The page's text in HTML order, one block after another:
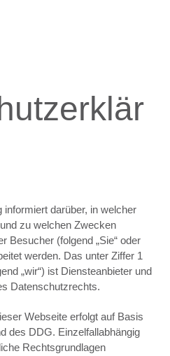
darüber, in welcher
zu welchen Zwecken
Besucher (folgend „Sie“ oder
werden. Das unter Ziffer 1
„wir“) ist Diensteanbieter und
Datenschutzrechts.
Webseite erfolgt auf Basis
des DDG. Einzelfallabhängig
Rechtsgrundlagen